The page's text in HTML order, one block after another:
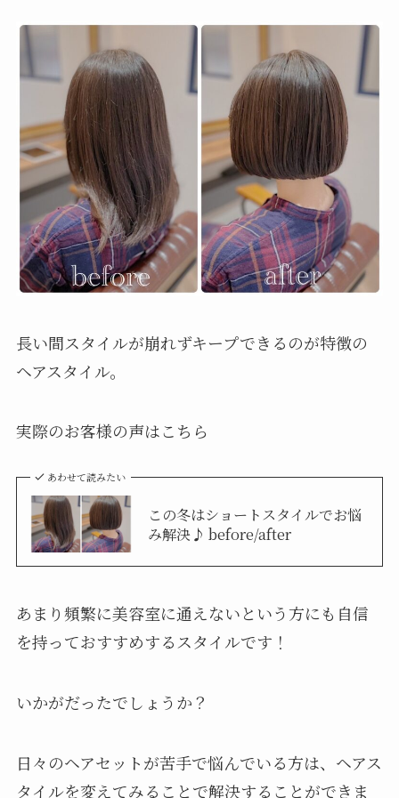
長い間スタイルが崩れずキープできるのが特徴の
ヘアスタイル。
実際のお客様の声はこちら
あわせて読みたい
この冬はショートスタイルでお悩
み解決♪ before/after
あまり頻繁に美容室に通えないという方にも自信
を持っておすすめするスタイルです！
いかがだったでしょうか？
日々のヘアセットが苦手で悩んでいる方は、ヘアス
タイルを変えてみることで解決することができま